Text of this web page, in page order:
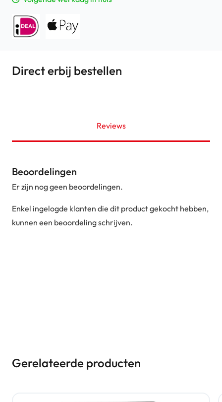
Direct erbij bestellen
Reviews
Beoordelingen
Er zijn nog geen beoordelingen.
Enkel ingelogde klanten die dit product gekocht hebben,
kunnen een beoordeling schrijven.
Gerelateerde producten